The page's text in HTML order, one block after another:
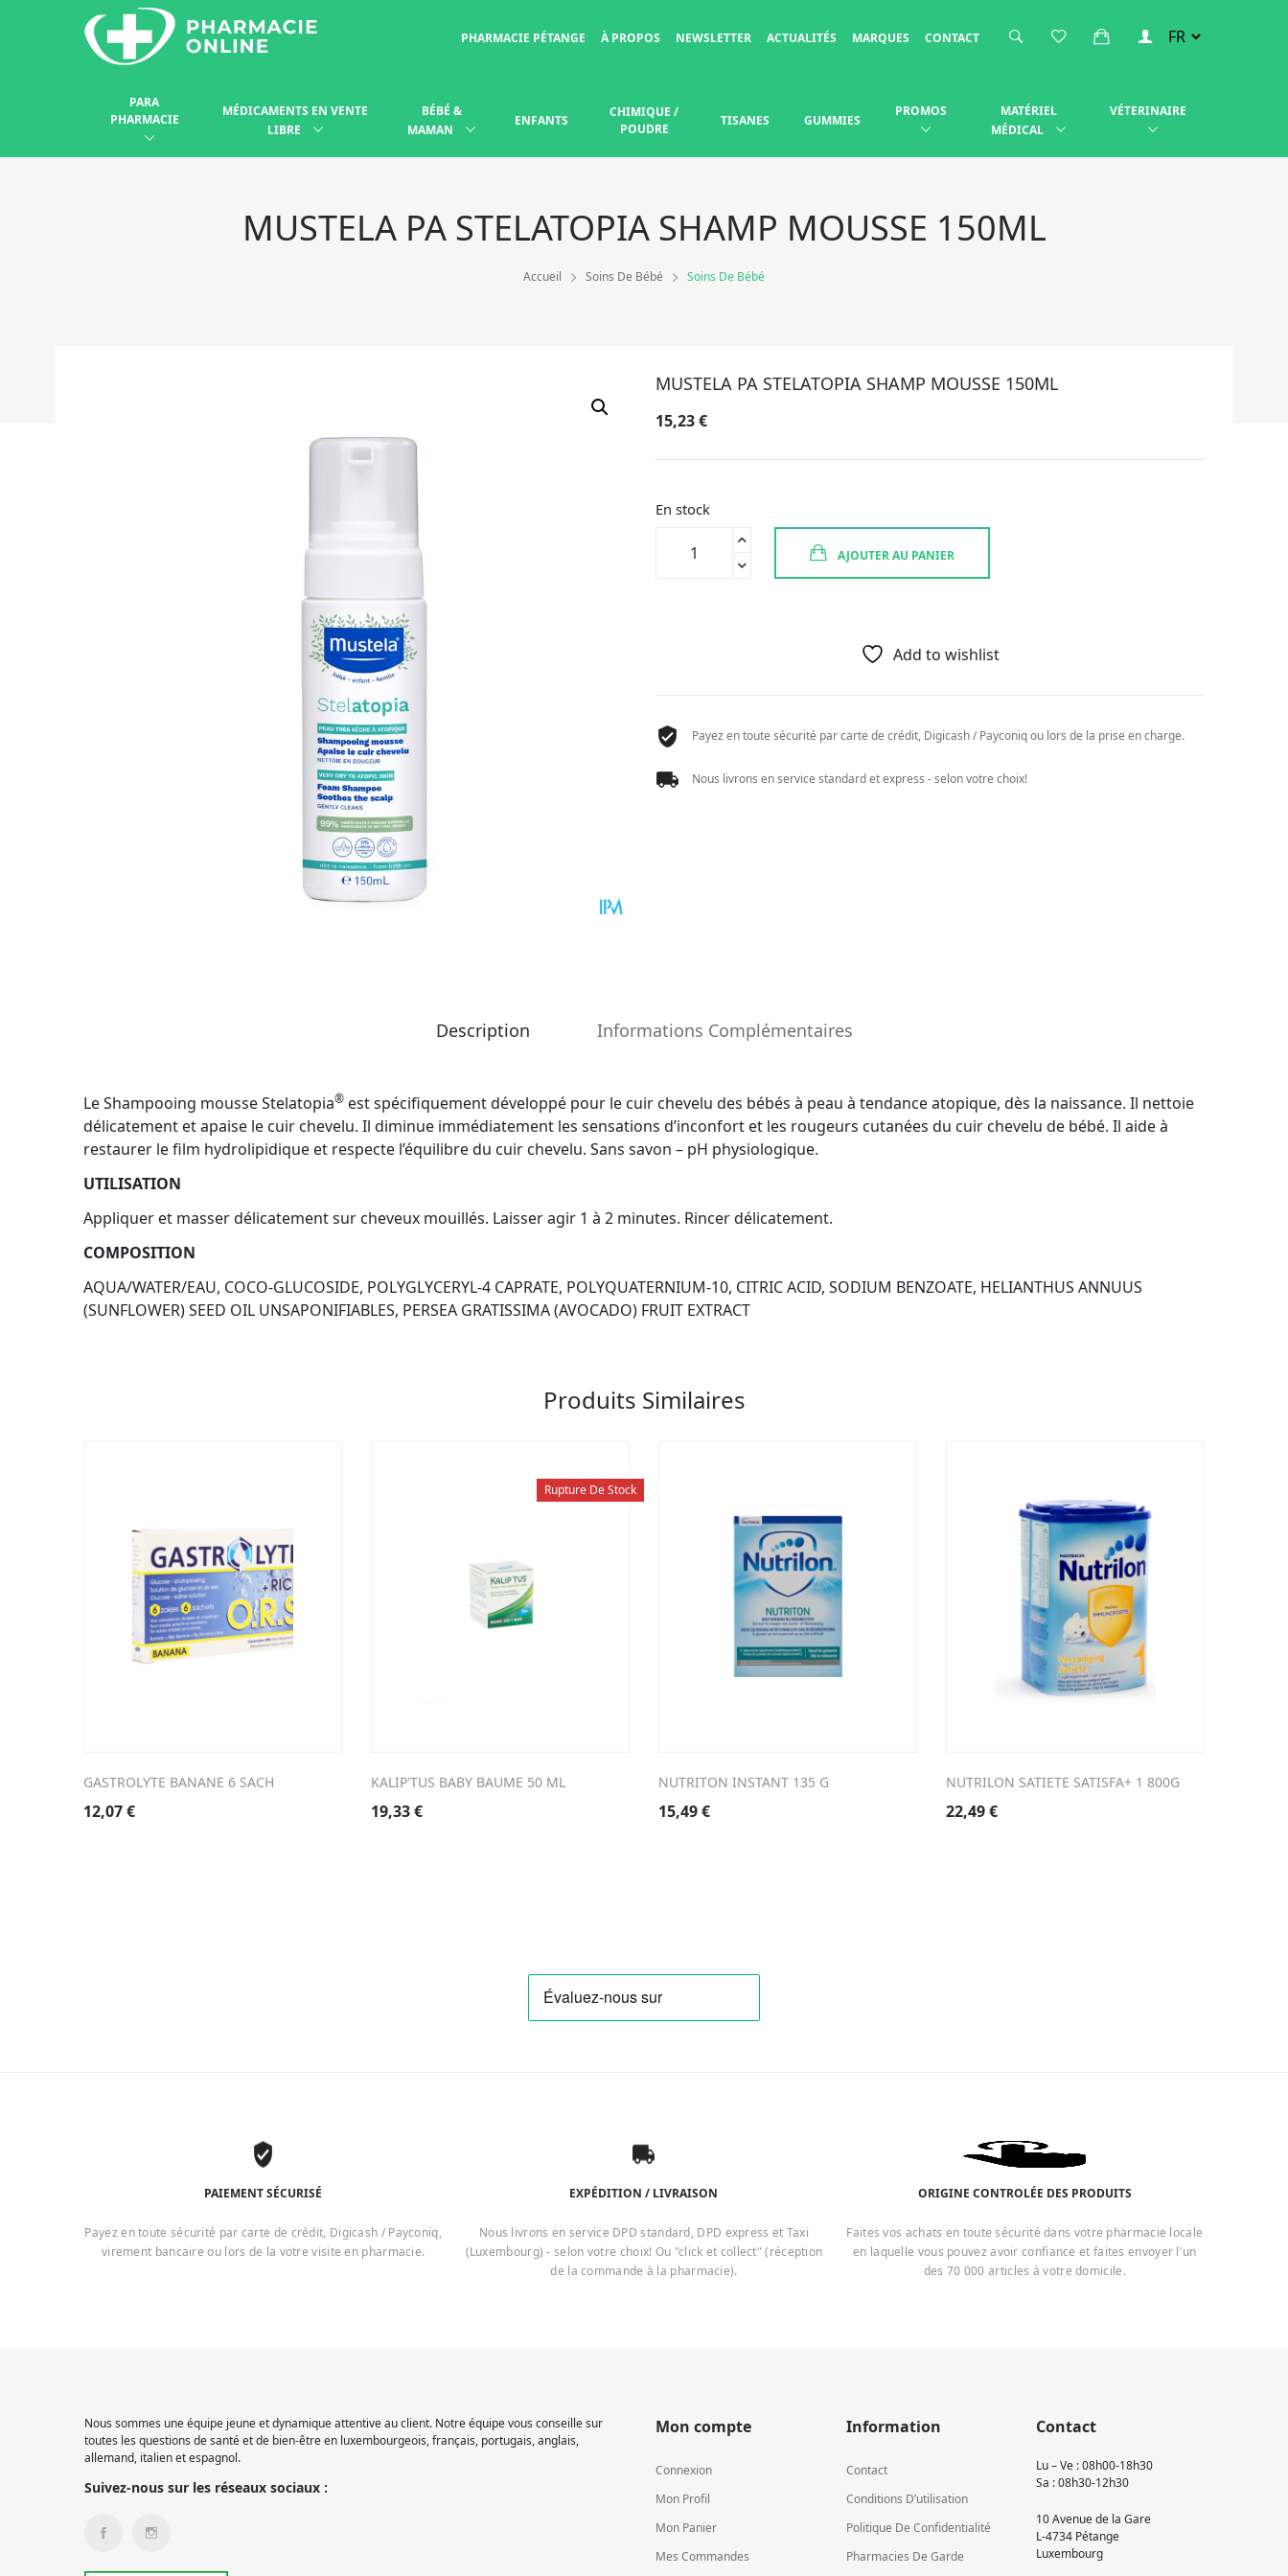
PHARMACIE PÉTANGE À PROPOS NEWSLETTER ACTUALITÉS MARQUES CONTACT
PARA
PHARMACIE
MÉDICAMENTS EN VENTE
LIBRE
BÉBÉ &
MAMAN
ENFANTS
CHIMIQUE /
POUDRE
TISANES GUMMIES
PROMOS
MATÉRIEL
MÉDICAL
VÉTERINAIRE
MUSTELA PA STELATOPIA SHAMP MOUSSE 150ML
Accueil Soins De Bébé Soins De Bébé
MUSTELA PA STELATOPIA SHAMP MOUSSE 150ML
15,23€
En stock
AJOUTER AU PANIER
Add to wishlist
Payez en toute sécurité par carte de crédit, Digicash / Payconiq ou lors de la prise en charge.
Nous livrons en service standard et express - selon votre choix!
Description Informations Complémentaires
Le Shampooing mousse Stelatopia® est spécifiquement développé pour le cuir chevelu des bébés à peau à tendance atopique, dès la naissance. Il nettoie
délicatement et apaise le cuir chevelu. Il diminue immédiatement les sensations d’inconfort et les rougeurs cutanées du cuir chevelu de bébé. Il aide à
restaurer le film hydrolipidique et respecte l’équilibre du cuir chevelu. Sans savon – pH physiologique.
UTILISATION
Appliquer et masser délicatement sur cheveux mouillés. Laisser agir 1 à 2 minutes. Rincer délicatement.
COMPOSITION
AQUA/WATER/EAU, COCO-GLUCOSIDE, POLYGLYCERYL-4 CAPRATE, POLYQUATERNIUM-10, CITRIC ACID, SODIUM BENZOATE, HELIANTHUS ANNUUS
(SUNFLOWER) SEED OIL UNSAPONIFIABLES, PERSEA GRATISSIMA (AVOCADO) FRUIT EXTRACT
Produits Similaires
GASTROLYTE BANANE 6 SACH
12,07€
Rupture De Stock
KALIP'TUS BABY BAUME 50 ML
19,33€
NUTRITON INSTANT 135 G
15,49€
NUTRILON SATIETE SATISFA+ 1 800G
22,49€
PAIEMENT SÉCURISÉ
Payez en toute sécurité par carte de crédit, Digicash / Payconiq,
virement bancaire ou lors de la votre visite en pharmacie.
EXPÉDITION / LIVRAISON
Nous livrons en service DPD standard, DPD express et Taxi
(Luxembourg) - selon votre choix! Ou "click et collect" (réception
de la commande à la pharmacie).
ORIGINE CONTROLÉE DES PRODUITS
Faites vos achats en toute sécurité dans votre pharmacie locale
en laquelle vous pouvez avoir confiance et faites envoyer l'un
des 70 000 articles à votre domicile.
Nous sommes une équipe jeune et dynamique attentive au client. Notre équipe vous conseille sur
toutes les questions de santé et de bien-être en luxembourgeois, français, portugais, anglais,
allemand, italien et espagnol.
Suivez-nous sur les réseaux sociaux :
Mon compte
Connexion
Mon Profil
Mon Panier
Mes Commandes
Information
Contact
Conditions D’utilisation
Politique De Confidentialité
Pharmacies De Garde
Contact
Lu – Ve : 08h00-18h30
Sa : 08h30-12h30
10 Avenue de la Gare
L-4734 Pétange
Luxembourg